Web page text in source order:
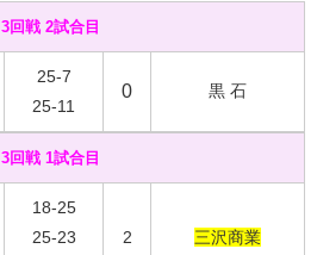
3回戦 2試合目
25-7
25-11
0 黒 石
3回戦 1試合目
18-25
25-23
2 三沢商業